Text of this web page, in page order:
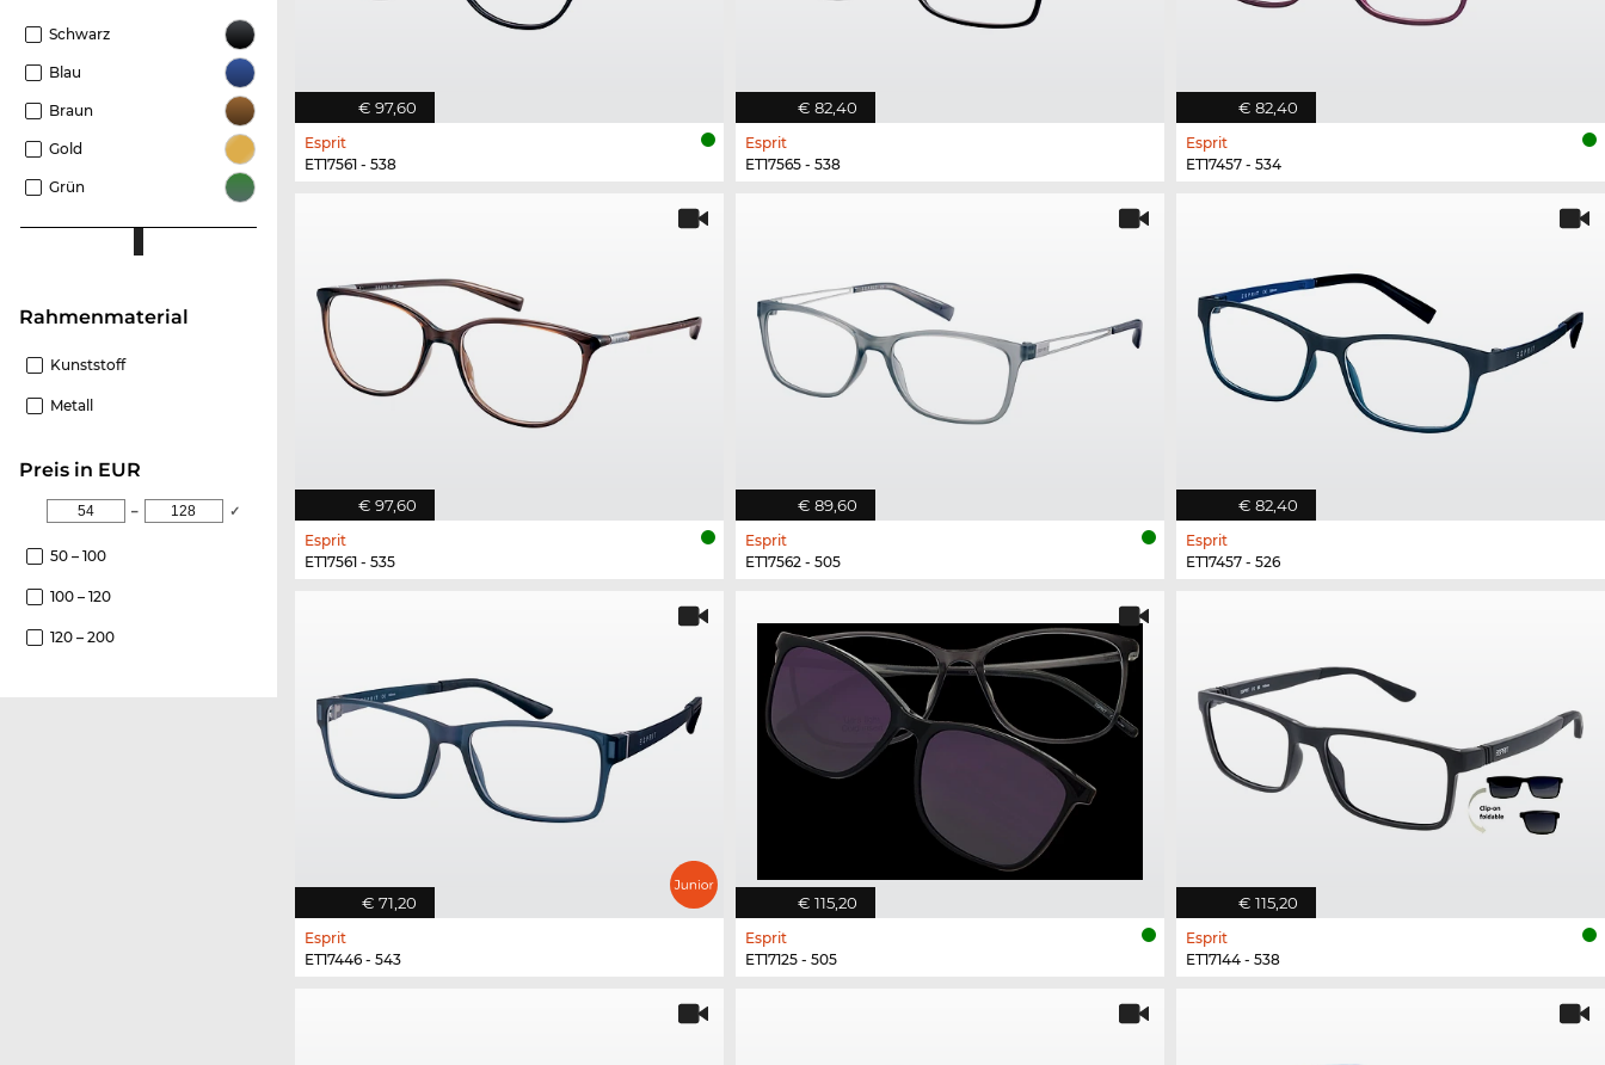
Schwarz
Blau
Braun
Gold
Grün
Rahmenmaterial
Kunststoff
Metall
Preis in EUR
– ✓
50 – 100
100 – 120
120 – 200
€ 97,60
Esprit
ET17561 - 538
€ 82,40
Esprit
ET17565 - 538
€ 82,40
Esprit
ET17457 - 534
€ 97,60
Esprit
ET17561 - 535
€ 89,60
Esprit
ET17562 - 505
€ 82,40
Esprit
ET17457 - 526
€ 71,20
Esprit
ET17446 - 543
€ 115,20
Esprit
ET17125 - 505
€ 115,20
Esprit
ET17144 - 538